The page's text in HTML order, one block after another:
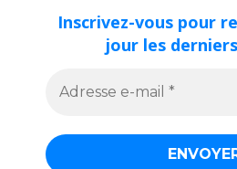
Inscrivez-vous pour
jour les